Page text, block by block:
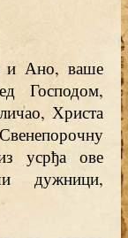
и Ано, ваше
Господом,
Христа
усрђа ове
дужници,